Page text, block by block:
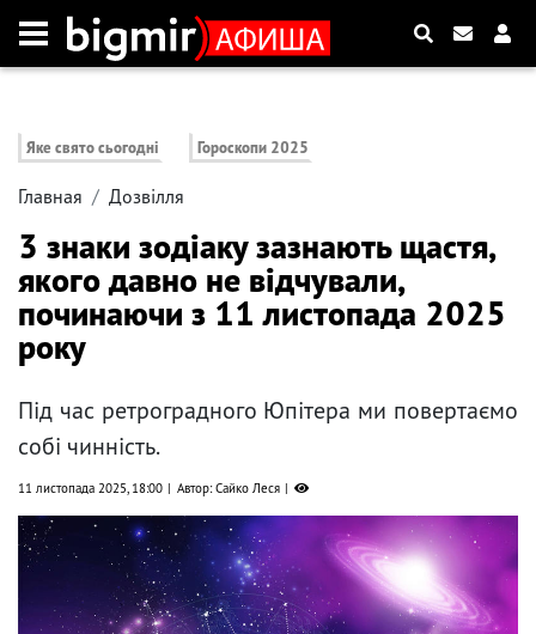
Яке свято сьогодні Гороскопи 2025
Главная Дозвілля
3 знаки зодіаку зазнають щастя,
якого давно не відчували,
починаючи з 11 листопада 2025
року
Під час ретроградного Юпітера ми повертаємо
собі чинність.
11 листопада 2025, 18:00 Автор: Сайко Леся